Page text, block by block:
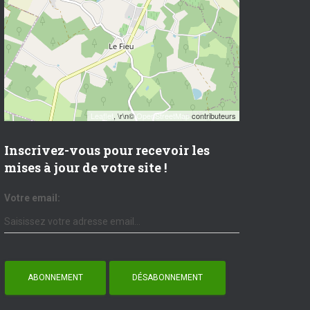
Leaflet, \r\n© OpenStreetMap contributeurs
Inscrivez-vous pour recevoir les
mises à jour de votre site !
Votre email: